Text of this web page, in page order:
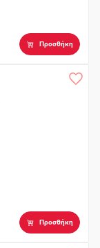
Προσθήκη
Προσθήκη